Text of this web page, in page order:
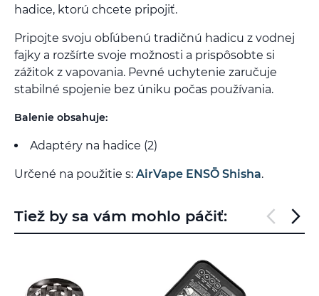
hadice, ktorú chcete pripojiť.
Pripojte svoju obľúbenú tradičnú hadicu z vodnej
fajky a rozšírte svoje možnosti a prispôsobte si
zážitok z vapovania. Pevné uchytenie zaručuje
stabilné spojenie bez úniku počas používania.
Balenie obsahuje:
Adaptéry na hadice (2)
Určené na použitie s: AirVape ENSŌ Shisha.
Tiež by sa vám mohlo páčiť: